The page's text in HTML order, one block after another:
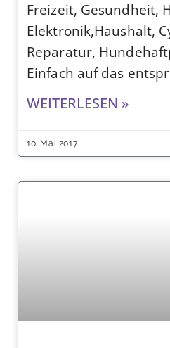
Freizeit, Gesundheit,
Elektronik,Haushalt,
Reparatur,
Einfach auf das
WEITERLESEN »
10. Mai 2017